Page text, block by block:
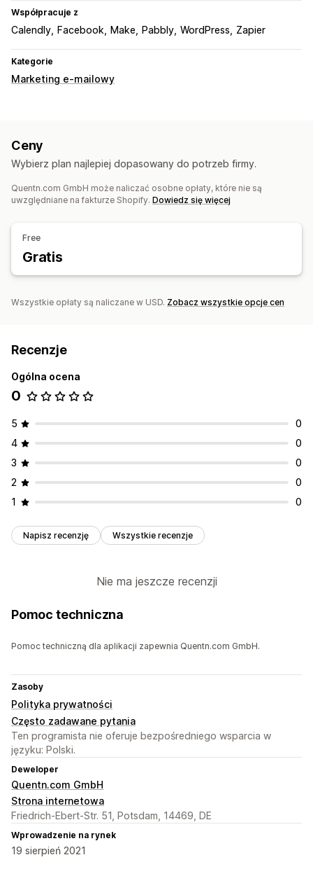
Współpracuje z
Calendly Facebook Make Pabbly WordPress Zapier
Kategorie
Marketing e-mailowy
Ceny
Wybierz plan najlepiej dopasowany do potrzeb firmy.
Quentn.com GmbH może naliczać osobne opłaty, które nie są
uwzględniane na fakturze Shopify. Dowiedz się więcej
Free
Gratis
Wszystkie opłaty są naliczane w USD. Zobacz wszystkie opcje cen
Recenzje
Ogólna ocena
0
5
0
4
0
3
0
2
0
1
0
Napisz recenzję Wszystkie recenzje
Nie ma jeszcze recenzji
Pomoc techniczna
Pomoc techniczną dla aplikacji zapewnia Quentn.com GmbH.
Zasoby
Polityka prywatności
Często zadawane pytania
Ten programista nie oferuje bezpośredniego wsparcia w
języku: Polski.
Deweloper
Quentn.com GmbH
Strona internetowa
Friedrich-Ebert-Str. 51, Potsdam, 14469, DE
Wprowadzenie na rynek
19 sierpień 2021